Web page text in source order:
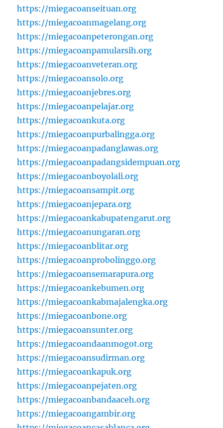
https://miegacoanseituan.org
https://miegacoanmagelang.org
https://miegacoanpeterongan.org
https://miegacoanpamularsih.org
https://miegacoanveteran.org
https://miegacoansolo.org
https://miegacoanjebres.org
https://miegacoanpelajar.org
https://miegacoankuta.org
https://miegacoanpurbalingga.org
https://miegacoanpadanglawas.org
https://miegacoanpadangsidempuan.org
https://miegacoanboyolali.org
https://miegacoansampit.org
https://miegacoanjepara.org
https://miegacoankabupatengarut.org
https://miegacoanungaran.org
https://miegacoanblitar.org
https://miegacoanprobolinggo.org
https://miegacoansemarapura.org
https://miegacoankebumen.org
https://miegacoankabmajalengka.org
https://miegacoanbone.org
https://miegacoansunter.org
https://miegacoandaanmogot.org
https://miegacoansudirman.org
https://miegacoankapuk.org
https://miegacoanpejaten.org
https://miegacoanbandaaceh.org
https://miegacoangambir.org